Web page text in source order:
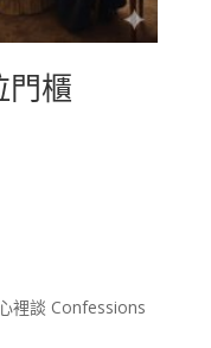
門櫃
裡談 Confessions